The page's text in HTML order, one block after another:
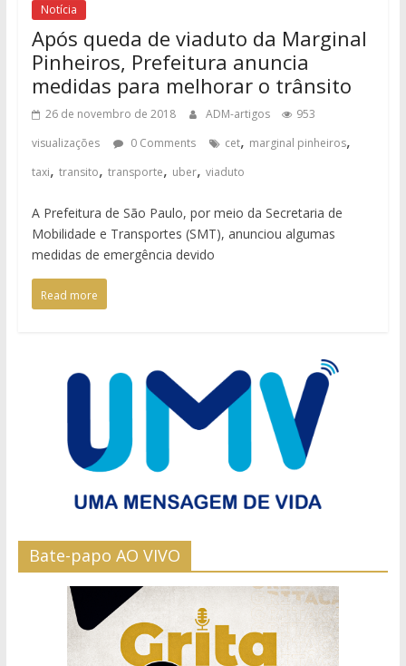
Notícia
Após queda de viaduto da Marginal
Pinheiros, Prefeitura anuncia
medidas para melhorar o trânsito
26 de novembro de 2018 ADM-artigos
953
visualizações
0 Comments cet, marginal pinheiros,
taxi, transito, transporte, uber, viaduto
A Prefeitura de São Paulo, por meio da Secretaria de
Mobilidade e Transportes (SMT), anunciou algumas
medidas de emergência devido
Read more
Bate-papo AO VIVO